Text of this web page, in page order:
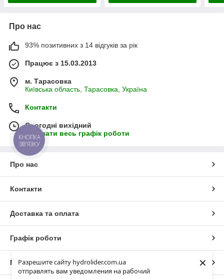
Разрешите сайту hydrolider.com.ua
отправлять вам уведомления на рабочий
×
Про нас
93% позитивних з 14 відгуків за рік
Працює з 15.03.2013
м. Тарасовка
Київська область, Тарасовка, Україна
Контакти
Сьогодні вихідний
Показати весь графік роботи
Про нас
Контакти
Доставка та оплата
Графік роботи
Повна версія сайту
КНОПКА
ЗВ'ЯЗКУ